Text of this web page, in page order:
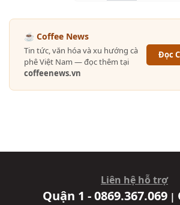
☕ Coffee News
Tin tức, văn hóa và xu hướng cà
phê Việt Nam — đọc thêm tại
coffeenews.vn
Đọc
Liên hệ hỗ trợ
Quận 1 - 0869.367.069 |